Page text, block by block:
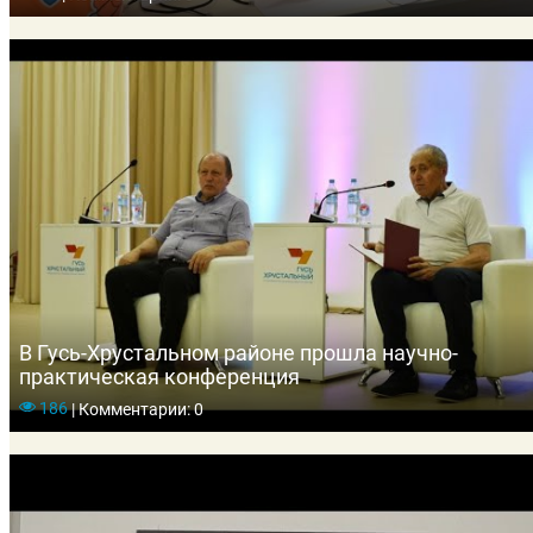
В Гусь-Хрустальном районе прошла научно-
практическая конференция
186|Комментарии: 0